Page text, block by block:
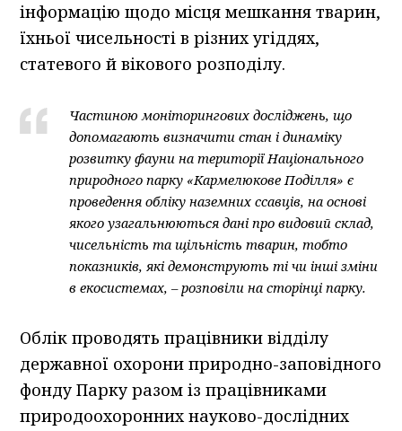
інформацію щодо місця мешкання тварин,
їхньої чисельності в різних угіддях,
статевого й вікового розподілу.
Частиною моніторингових досліджень, що
допомагають визначити стан і динаміку
розвитку фауни на території Національного
природного парку «Кармелюкове Поділля» є
проведення обліку наземних ссавців, на основі
якого узагальнюються дані про видовий склад,
чисельність та щільність тварин, тобто
показників, які демонструють ті чи інші зміни
в екосистемах, – розповіли на сторінці парку.
Облік проводять працівники відділу
державної охорони природно-заповідного
фонду Парку разом із працівниками
природоохоронних науково-дослідних